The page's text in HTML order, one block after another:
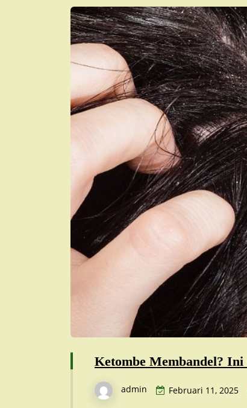
Ketombe Membandel?
admin Februari 11, 2025